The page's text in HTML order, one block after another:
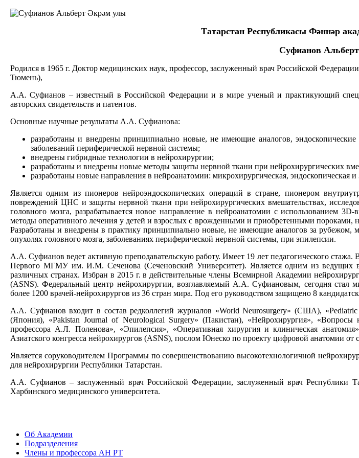
Татарстан Республикасы Фәннәр
Суфианов
Родился в 1965 г. Доктор медицинских наук, профессор, заслуженный врач Российской
Тюмень),
А.А. Суфианов – известный в Российской Федерации и в мире ученый и практикующий
авторских свидетельств и патентов.
Основные научные результаты А.А. Суфианова:
разработаны и внедрены принципиально новые, не имеющие аналогов,
заболеваний периферической нервной системы;
внедрены гибридные технологии в нейрохирургии;
разработаны и внедрены новые методы защиты нервной ткани при нейрохирургических
разработаны новые направления в нейроанатомии: микрохирургическая, эндоскопическая
Является одним из пионеров нейроэндоскопических операций в стране, пионером
повреждений ЦНС и защиты нервной ткани при нейрохирургических вмешательствах,
головного мозга, разрабатывается новое направление в нейроанатомии с использованием
методы оперативного лечения у детей и взрослых с врожденными и приобретенными
Разработаны и внедрены в практику принципиально новые, не имеющие аналогов за рубежом,
опухолях головного мозга, заболеваниях периферической нервной системы, при эпилепсии.
А.А. Суфианов ведет активную преподавательскую работу. Имеет 19 лет педагогического
Первого МГМУ им. И.М. Сеченова (Сеченовский Университет). Является одним из ведущих в
различных странах. Избран в 2015 г. в действительные члены Всемирной Академии
(ASNS). Федеральный центр нейрохирургии, возглавляемый А.А. Суфиановым, сегодня стал
более 1200 врачей-нейрохирургов из 36 стран мира. Под его руководством защищено 8
А.А. Суфианов входит в состав редколлегий журналов «World Neurosurgery» (США),
(Япония), «Pakistan Journal оf Neurological Surgery» (Пакистан), «Нейрохирургия»,
профессора А.Л. Поленова», «Эпилепсия», «Оперативная хирургия и клиническая
Азиатского конгресса нейрохирургов (ASNS), послом Юнеско по проекту цифровой анатомии
Является соруководителем Программы по совершенствованию высокотехнологичной
для нейрохирургии Республики Татарстан.
А.А. Суфианов – заслуженный врач Российской Федерации, заслуженный врач Республики
Харбинского медицинского университета.
Об Академии
Подразделения
Члены и профессора АН РТ